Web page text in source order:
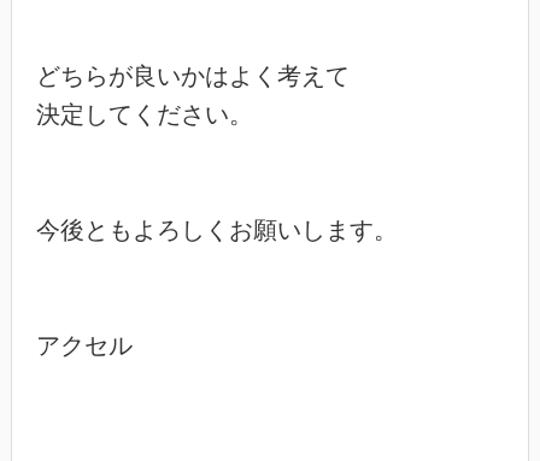
どちらが良いかはよく考えて
決定してください。
今後ともよろしくお願いします。
アクセル